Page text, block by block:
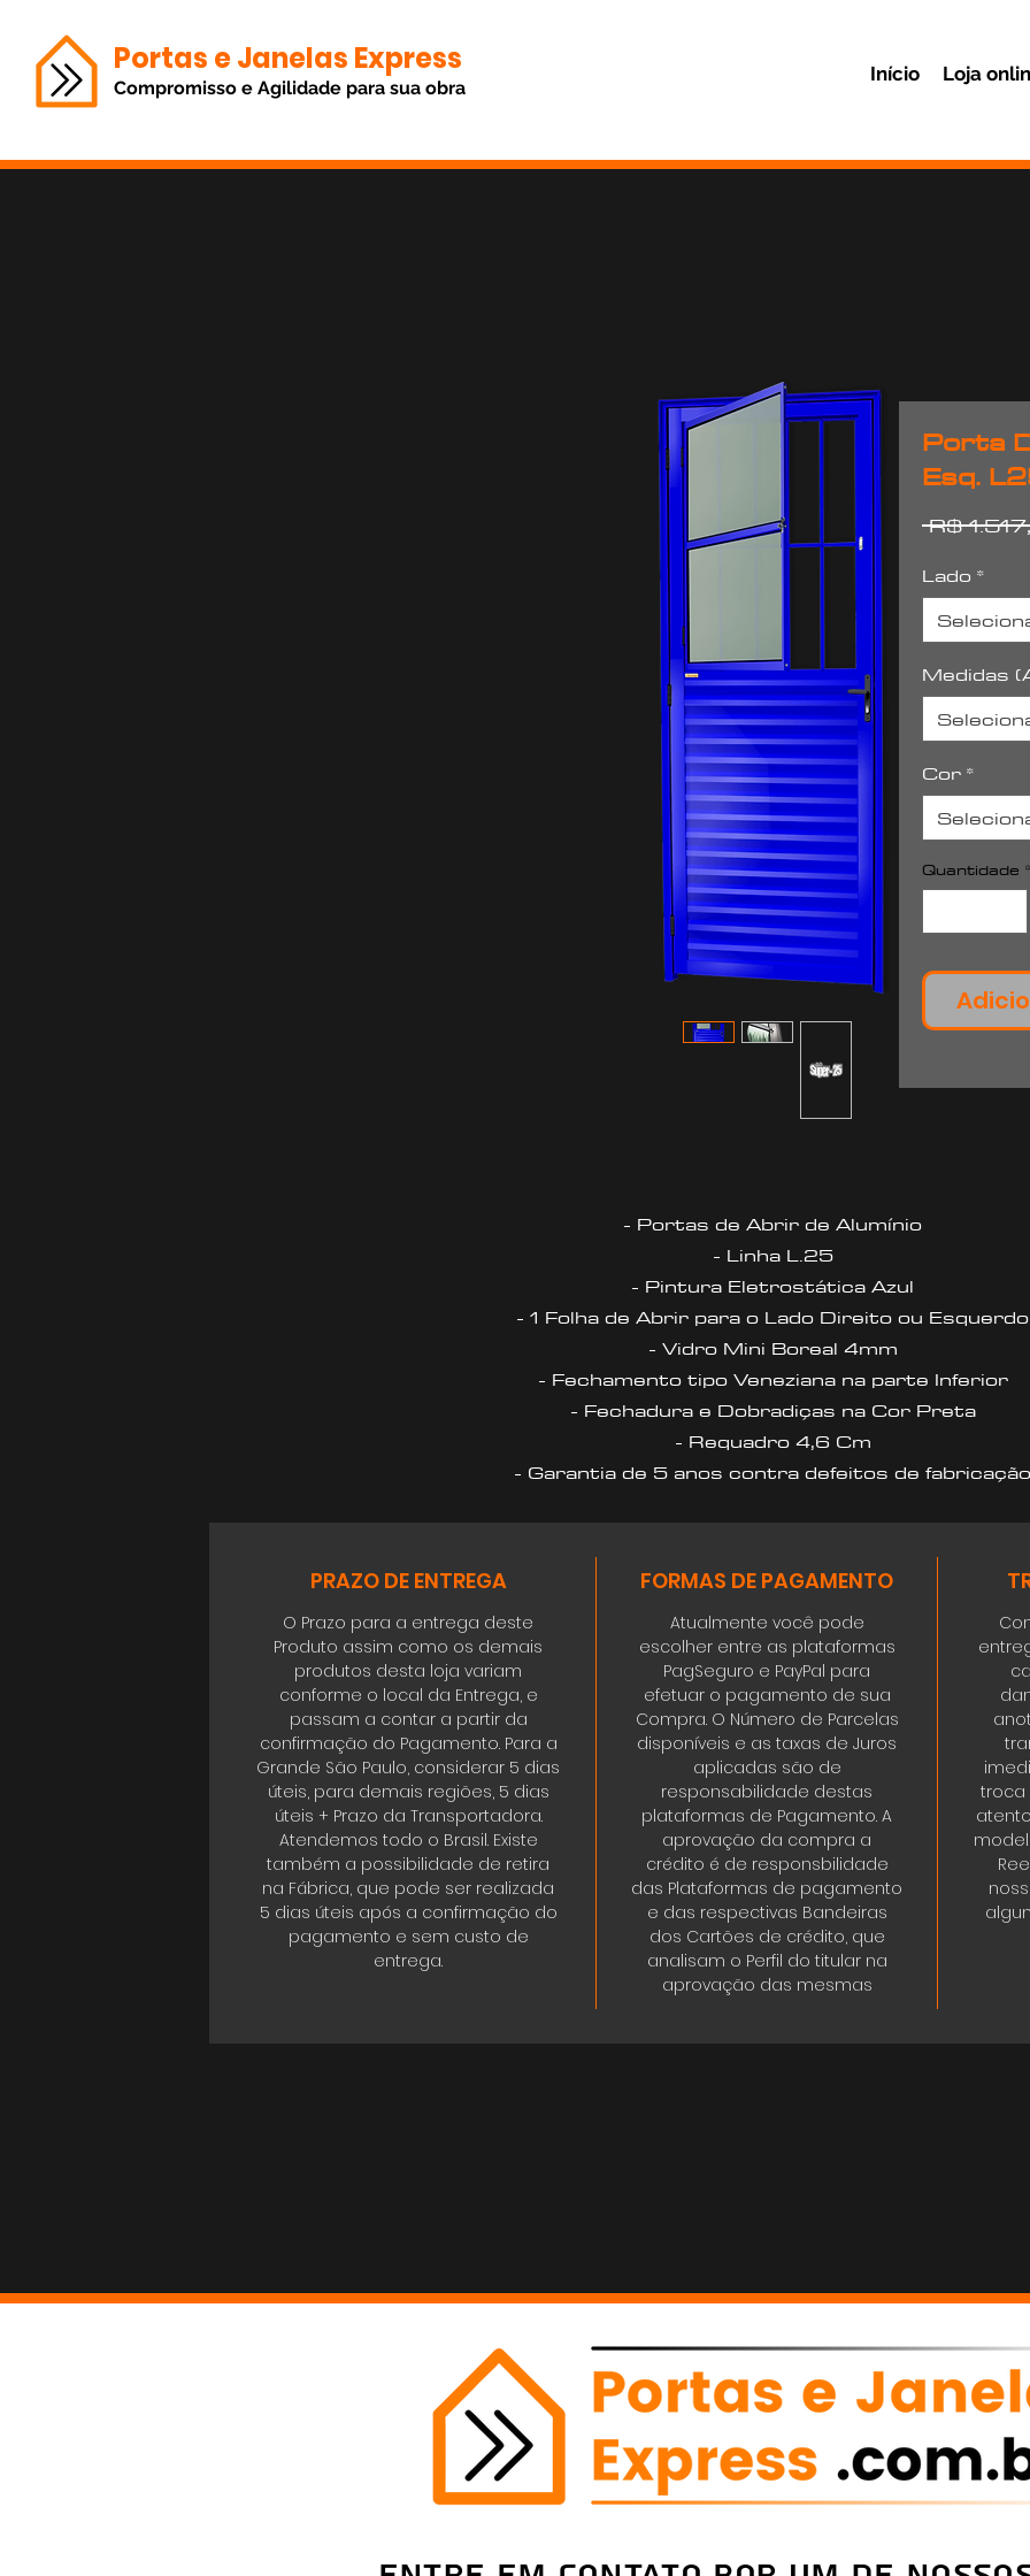
Portas e Janelas Express
Compromisso e Agilidade para sua obra
Início Loja
Porta
Esq.
R$
Lado *
Medidas
Cor*
Quantidade *
- Portas de Abrir de Alumínio
- Linha L.25
- Pintura Eletrostática Azul
- 1 Folha de Abrir para o Lado Direito ou Esquerdo
- Vidro Mini Boreal 4mm
- Fechamento tipo Veneziana na parte Inferior
- Fechadura e Dobradiças na Cor Preta
- Requadro 4,6 Cm
- Garantia de 5 anos contra defeitos de fabricação
PRAZO DE ENTREGA
O Prazo para a entrega deste
Produto assim como os demais
produtos desta loja variam
conforme o local da Entrega, e
passam a contar a partir da
confirmação do Pagamento. Para a
Grande São Paulo, considerar 5 dias
úteis, para demais regiões, 5 dias
úteis + Prazo da Transportadora.
Atendemos todo o Brasil. Existe
também a possibilidade de retira
na Fábrica, que pode ser realizada
5 dias úteis após a confirmação do
pagamento e sem custo de
entrega.
FORMAS DE PAGAMENTO
Atualmente você pode
escolher entre as plataformas
PagSeguro e PayPal para
efetuar o pagamento de sua
Compra. O Número de Parcelas
disponíveis e as taxas de Juros
aplicadas são de
responsabilidade destas
plataformas de Pagamento. A
aprovação da compra a
crédito é de responsbilidade
das Plataformas de pagamento
e das respectivas Bandeiras
dos Cartões de crédito, que
analisam o Perfil do titular na
aprovação das mesmas
troca